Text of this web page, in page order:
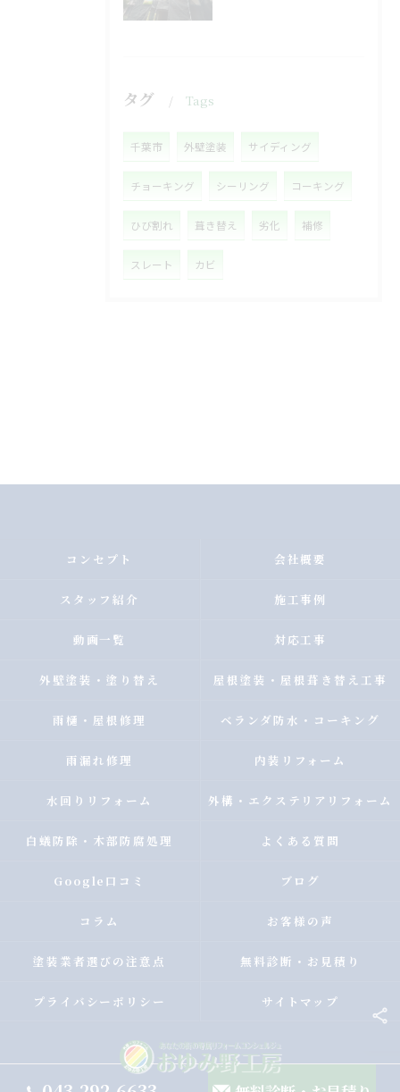
タグ Tags
千葉市 外壁塗装 サイディング
チョーキング シーリング コーキング
ひび割れ 葺き替え 劣化 補修
スレート カビ
コンセプト 会社概要
スタッフ紹介 施工事例
動画一覧 対応工事
外壁塗装・塗り替え 屋根塗装・屋根葺き替え工事
雨樋・屋根修理 ベランダ防水・コーキング
雨漏れ修理 内装リフォーム
水回りリフォーム 外構・エクステリアリフォーム
白蟻防除・木部防腐処理 よくある質問
Google口コミ ブログ
コラム お客様の声
塗装業者選びの注意点 無料診断・お見積り
プライバシーポリシー サイトマップ